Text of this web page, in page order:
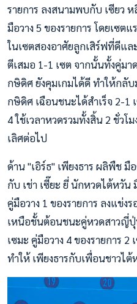
รายการ ลงสนามพบกับ เซียว
มือวาง 5 ของรายการ โดยเซ
ในเซตสองอาศัยลูกเสิร์ฟที่ดีแ
ตีเสมอ 1-1 เซต จากนั้นทั้งคู่ม
กษิดิศ ยังคุมเกมได้ดี ทำให้กลั
กษิดิศ เฉือนชนะได้สำเร็จ 2-1
4 ใช้เวลาหวดรวมทั้งสิ้น 2 ชั่วโ
เลิศต่อไป
ด้าน "เอิร์ธ" เพียงธาร ผลิพืช
กับ เช่า เซี๊ยะ ยี่ นักหวดไต้หวั
คู่มือวาง 1 ของรายการ ลงแข่ง
เหนือชั้นต้อนชนะคู่หวดสาวญี่ปุ่
เซมะ คู่มือวาง 4 ของรายการ
ทำให้ เพียงธารกับเพื่อนชาวไ